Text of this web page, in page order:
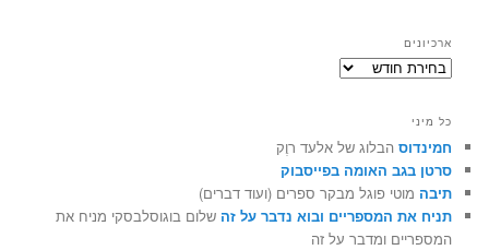
ארכיונים
ארכיונים
כל מיני
חמינדוס הבלוג של אלעד רוֶק
סרטן בגב האומה בפייסבוק
תיבה מוטי פוגל מבקר ספרים (ועוד דברים)
תניח את המספריים ובוא נדבר על זה שלום בוגוסלבסקי מניח את
המספריים ומדבר על זה